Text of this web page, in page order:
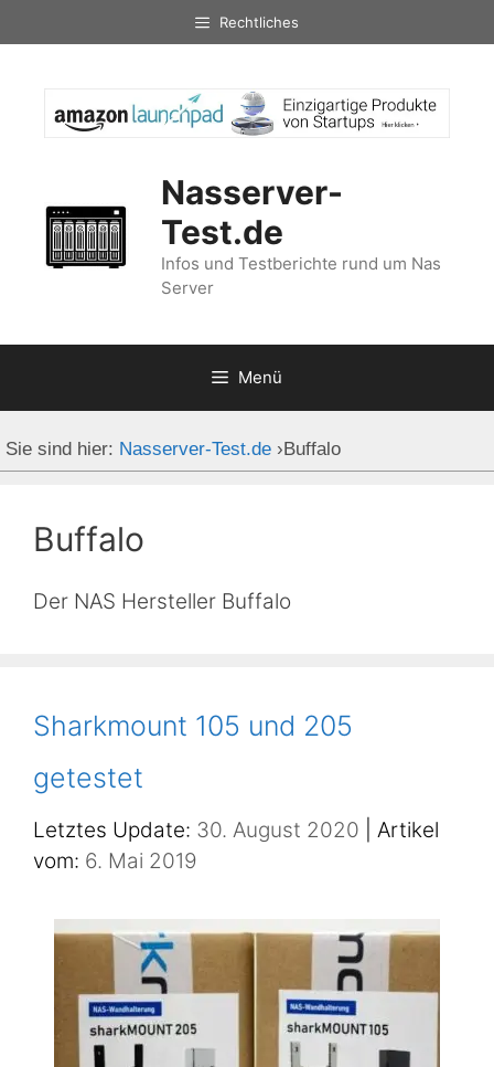
Rechtliches
Nasserver-
Test.de
Infos und Testberichte rund um Nas
Server
Menü
Sie sind hier: Nasserver-Test.de › Buffalo
Buffalo
Der NAS Hersteller Buffalo
Sharkmount 105 und 205
getestet
30. August 2020
6. Mai 2019